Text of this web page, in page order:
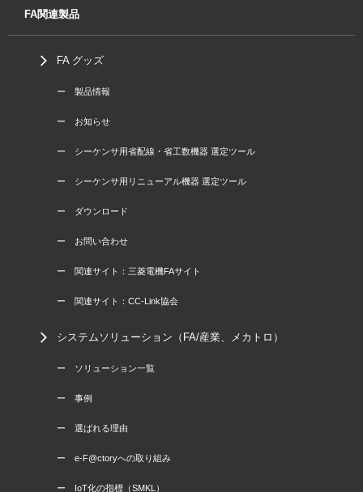
FA関連製品
FA グッズ
ー 製品情報
ー お知らせ
ー シーケンサ用省配線・省工数機器 選定ツール
ー シーケンサ用リニューアル機器 選定ツール
ー ダウンロード
ー お問い合わせ
ー 関連サイト：三菱電機FAサイト
ー 関連サイト：CC-Link協会
システムソリューション（FA/産業、メカトロ）
ー ソリューション一覧
ー 事例
ー 選ばれる理由
ー e-F@ctoryへの取り組み
ー IoT化の指標（SMKL）